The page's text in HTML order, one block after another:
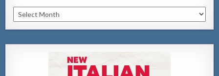
Archivo